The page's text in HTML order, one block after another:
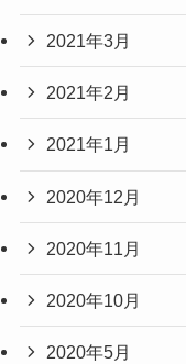
2021年3月
2021年2月
2021年1月
2020年12月
2020年11月
2020年10月
2020年5月